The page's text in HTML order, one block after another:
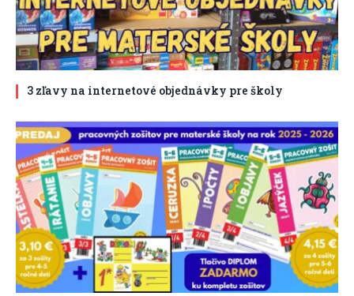
3 zľavy na internetové objednávky pre školy